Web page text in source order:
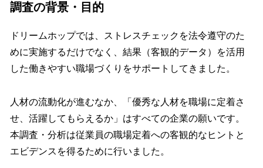
調査の背景・目的
ドリームホップでは、ストレスチェックを法令遵守のた
めに実施するだけでなく、結果（客観的データ）を活用
した働きやすい職場づくりをサポートしてきました。
人材の流動化が進むなか、「優秀な人材を職場に定着さ
せ、活躍してもらえるか」はすべての企業の願いです。
本調査・分析は従業員の職場定着への客観的なヒントと
エビデンスを得るために行いました。